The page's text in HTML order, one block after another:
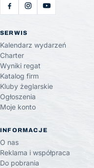
SERWIS
Kalendarz wydarzeń
Charter
Wyniki regat
Katalog firm
Kluby żeglarskie
Ogłoszenia
Moje konto
INFORMACJE
O nas
Reklama i współpraca
Do pobrania